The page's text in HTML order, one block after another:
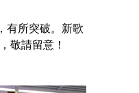
有所突破。新歌
敬請留意！